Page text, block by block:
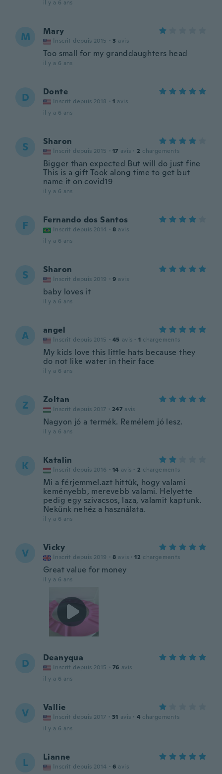
il y a 6 ans
M Mary
Inscrit depuis 2015 · 3 avis
Too small for my granddaughters head
il y a 6 ans
D Donte
Inscrit depuis 2018 · 1 avis
il y a 6 ans
S Sharon
Inscrit depuis 2015 · 17 avis · 2 chargements
Bigger than expected But will do just fine
This is a gift Took along time to get but
name it on covid19
il y a 6 ans
F Fernando dos Santos
Inscrit depuis 2014 · 8 avis
il y a 6 ans
S Sharon
Inscrit depuis 2019 · 9 avis
baby loves it
il y a 6 ans
A angel
Inscrit depuis 2015 · 45 avis · 1 chargements
My kids love this little hats because they
do not like water in their face
il y a 6 ans
Z Zoltan
Inscrit depuis 2017 · 247 avis
Nagyon jó a termék. Remélem jó lesz.
il y a 6 ans
K Katalin
Inscrit depuis 2016 · 14 avis · 2 chargements
Mi a férjemmel.azt hittük, hogy valami
keményebb, merevebb valami. Helyette
pedig egy szivacsos, laza, valamit kaptunk.
Nekünk nehéz a használata.
il y a 6 ans
V Vicky
Inscrit depuis 2019 · 8 avis · 12 chargements
Great value for money
il y a 6 ans
D Deanyqua
Inscrit depuis 2015 · 76 avis
il y a 6 ans
V Vallie
Inscrit depuis 2017 · 31 avis · 4 chargements
il y a 6 ans
L Lianne
Inscrit depuis 2014 · 6 avis